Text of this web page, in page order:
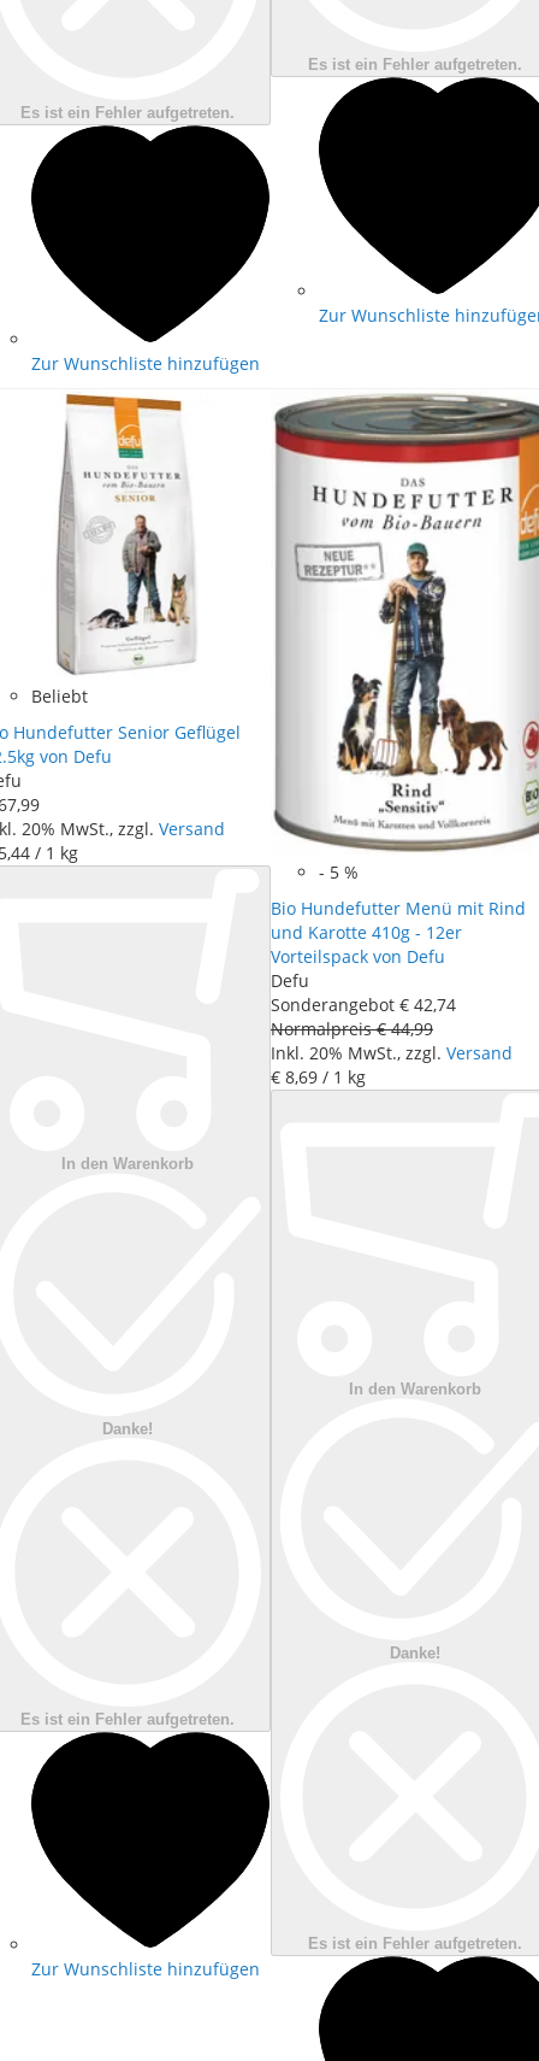
Es ist ein Fehler aufgetreten.
Zur Wunschliste hinzufügen
Es ist ein Fehler aufgetreten.
Zur Wunschliste
Beliebt
Hundefutter Senior Geflügel
von Defu
,99
20% MwSt., zzgl. Versand
,44 / 1 kg
In den Warenkorb
Danke!
Es ist ein Fehler aufgetreten.
Zur Wunschliste hinzufügen
- 5 %
Bio Hundefutter Menü mit Rind
und Karotte 410g - 12er
Vorteilspack von Defu
Defu
Sonderangebot € 42,74
Normalpreis € 44,99
Inkl. 20% MwSt., zzgl. Versand
€ 8,69 / 1 kg
In den Warenkorb
Danke!
Es ist ein Fehler aufgetreten.